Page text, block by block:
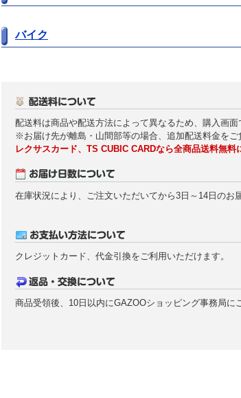
バイク
配送料は商品や配送方法によって異なるため、購入画面
※お届け先が離島・山間部等の場合、追加配送料金をご
レクサスカード、TS CUBIC CARDなら全商品送料無料
在庫状況により、ご注文いただいてから3日～14日のお
クレジットカード、代金引換をご利用いただけます。
商品受領後、10日以内にGAZOOショッピング事務局に